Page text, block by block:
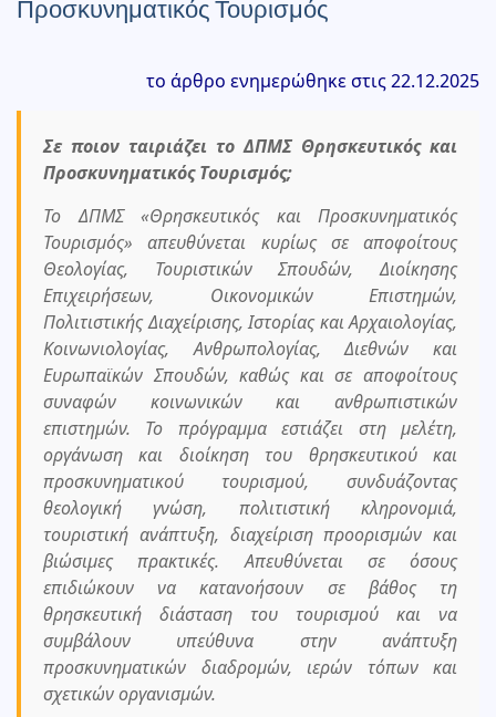
Προσκυνηματικός Τουρισμός
το άρθρο ενημερώθηκε στις 22.12.2025
Σε ποιον ταιριάζει το ΔΠΜΣ Θρησκευτικός και
Προσκυνηματικός Τουρισμός;
Το ΔΠΜΣ «Θρησκευτικός και Προσκυνηματικός
Τουρισμός» απευθύνεται κυρίως σε αποφοίτους
Θεολογίας, Τουριστικών Σπουδών, Διοίκησης
Επιχειρήσεων, Οικονομικών Επιστημών,
Πολιτιστικής Διαχείρισης, Ιστορίας και Αρχαιολογίας,
Κοινωνιολογίας, Ανθρωπολογίας, Διεθνών και
Ευρωπαϊκών Σπουδών, καθώς και σε αποφοίτους
συναφών κοινωνικών και ανθρωπιστικών
επιστημών. Το πρόγραμμα εστιάζει στη μελέτη,
οργάνωση και διοίκηση του θρησκευτικού και
προσκυνηματικού τουρισμού, συνδυάζοντας
θεολογική γνώση, πολιτιστική κληρονομιά,
τουριστική ανάπτυξη, διαχείριση προορισμών και
βιώσιμες πρακτικές. Απευθύνεται σε όσους
επιδιώκουν να κατανοήσουν σε βάθος τη
θρησκευτική διάσταση του τουρισμού και να
συμβάλουν υπεύθυνα στην ανάπτυξη
προσκυνηματικών διαδρομών, ιερών τόπων και
σχετικών οργανισμών.